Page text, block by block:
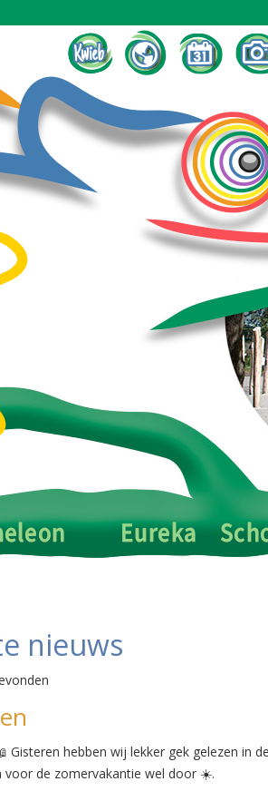
nieuws
Gisteren hebben wij lekker gek gelezen in
voor de zomervakantie wel door ☀️.